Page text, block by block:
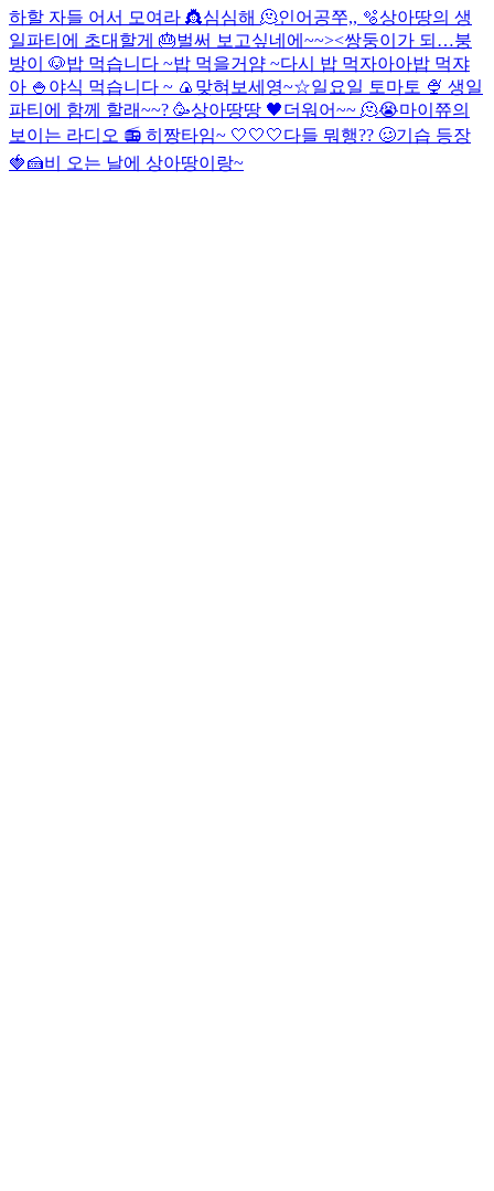
하할 자들 어서 모여라 👸심심해 🫠인어공쭈,, 🫧상아땅의 생
일파티에 초대할게 🎂벌써 보고싶네에~~><쌍둥이가 되…붕
방이 🐶밥 먹습니다 ~밥 먹을거얌 ~다시 밥 먹자아아밥 먹쟈
아 🍚 야식 먹습니다 ~ 🍙 맞혀보세영~☆일요일 토마토 🍨 생일
파티에 함께 할래~~? 🥳상아땅땅 🖤더워어~~ 🫠😭마이쮸의
보이는 라디오 📻 히짱타임~ 🤍🤍🤍다들 뭐행?? 🥴기습 등장
🍓🍰비 오는 날에 상아땅이랑~